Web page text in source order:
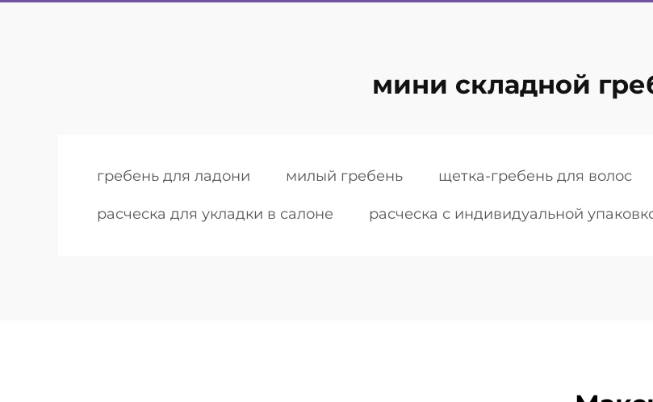
мини складной
гребень для ладони милый гребень щетка-гребень для волос
расческа для укладки в салоне расческа с индивидуальной